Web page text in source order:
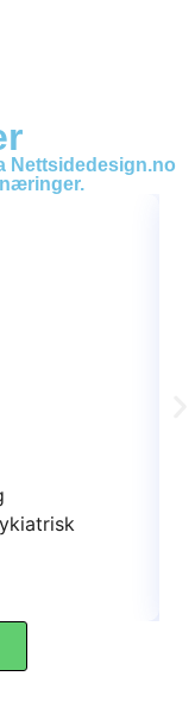
Nettsidedesign.no